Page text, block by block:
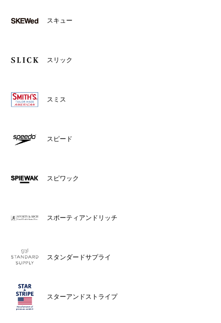
スキュー
スリック
スミス
スピード
スピワック
スポーティアンドリッチ
スタンダードサプライ
スターアンドストライプ